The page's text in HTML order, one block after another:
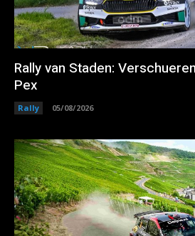
Rally van Staden:
Pex
Rally 05/08/2026